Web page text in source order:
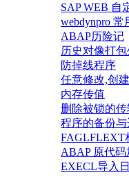
SAP WEB 自
webdynpro 常
ABAP历险记
历史对像打
防掉线程序
任意修改,创
内存传值
删除被锁的
程序的备份与
FAGLFLEXT
ABAP 原代
EXECL导入